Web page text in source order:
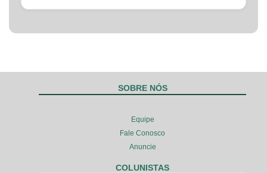
SOBRE NÓS
Equipe
Fale Conosco
Anuncie
COLUNISTAS